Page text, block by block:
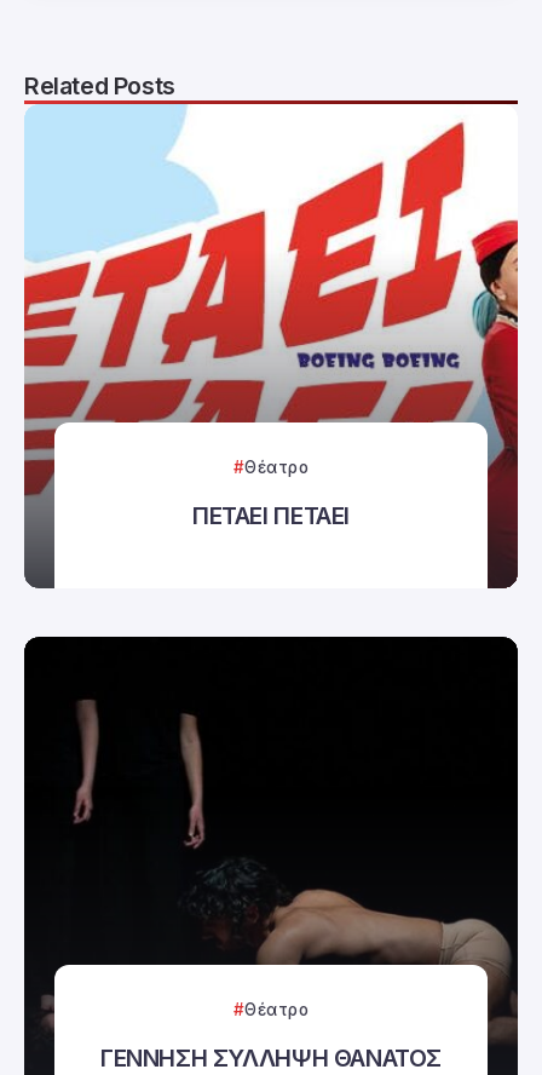
Related Posts
Θέατρο
ΠΕΤΑΕΙ ΠΕΤΑΕΙ
Θέατρο
ΓΕΝΝΗΣΗ ΣΥΛΛΗΨΗ ΘΑΝΑΤΟΣ